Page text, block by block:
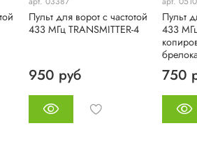
Пульт для ворот с частотой
433 МГц TRANSMITTER-4
950 руб
Пульт
433
750